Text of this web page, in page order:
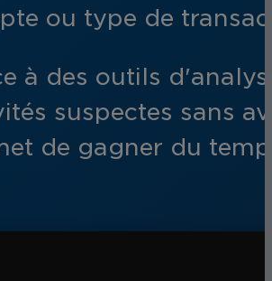
ou type de
à des outils
suspectes sans
de gagner du